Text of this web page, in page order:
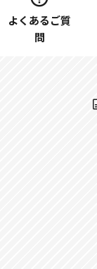
よくあるご質
問